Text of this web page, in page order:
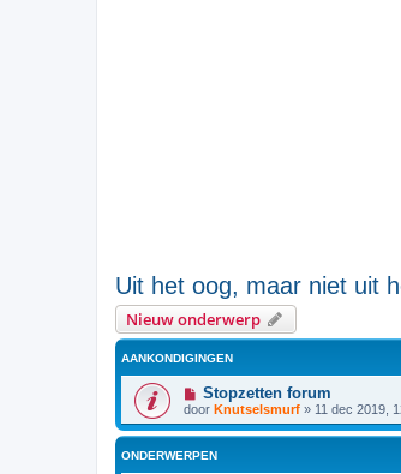
Uit het oog, maar niet uit
Nieuw onderwerp
AANKONDIGINGEN
Stopzetten forum
door Knutselsmurf » 11 dec 2019,
ONDERWERPEN